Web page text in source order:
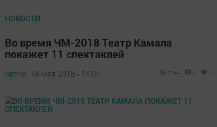
НОВОСТИ
Во время ЧМ-2018 Театр Камала
покажет 11 спектаклей
Автор, 18 мая 2018 - 14:04 1164 0 0